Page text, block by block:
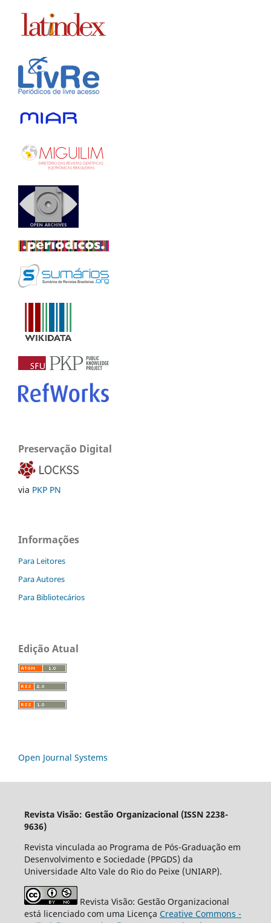
Preservação Digital
via PKP PN
Informações
Para Leitores
Para Autores
Para Bibliotecários
Edição Atual
Open Journal Systems
Revista Visão: Gestão Organizacional (ISSN 2238-
9636)
Revista vinculada ao Programa de Pós-Graduação em
Desenvolvimento e Sociedade (PPGDS) da
Universidade Alto Vale do Rio do Peixe (UNIARP).
Revista Visão: Gestão Organizacional
está licenciado com uma Licença Creative Commons -